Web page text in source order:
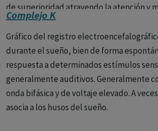
la castración, sino más bien a la pérdida
padre y también de su madre.
de superioridad atrayendo la atención y
entorno; en la otra, no patológica, el
superioridad se logra mediante una lucha
el poder.
Complejo K
Gráfico del registro
durante el sueño, bien de forma
respuesta a determinados estímulos
generalmente auditivos. Generalmente
onda bifásica y de voltaje elevado. A
asocia a los husos del sueño.